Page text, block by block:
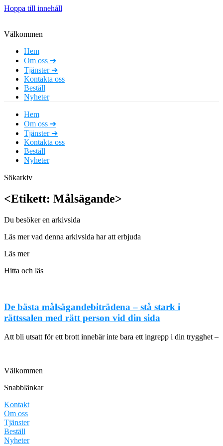
Hoppa till innehåll
Välkommen
Hem
Om oss ➔
Tjänster ➔
Kontakta oss
Beställ
Nyheter
Hem
Om oss ➔
Tjänster ➔
Kontakta oss
Beställ
Nyheter
Sökarkiv
<Etikett: Målsägande>
Du besöker en arkivsida
Läs mer vad denna arkivsida har att erbjuda
Läs mer
Hitta och läs
De bästa målsägandebiträdena – stå stark i
rättssalen med rätt person vid din sida
Att bli utsatt för ett brott innebär inte bara ett ingrepp i din trygghet –
Välkommen
Snabblänkar
Kontakt
Om oss
Tjänster
Beställ
Nyheter